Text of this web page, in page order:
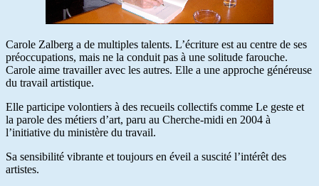
Carole Zalberg a de multiples talents. L’écriture est au centre de ses
préoccupations, mais ne la conduit pas à une solitude farouche.
Carole aime travailler avec les autres. Elle a une approche généreuse
du travail artistique.
Elle participe volontiers à des recueils collectifs comme Le geste et
la parole des métiers d’art, paru au Cherche-midi en 2004 à
l’initiative du ministère du travail.
Sa sensibilité vibrante et toujours en éveil a suscité l’intérêt des
artistes.